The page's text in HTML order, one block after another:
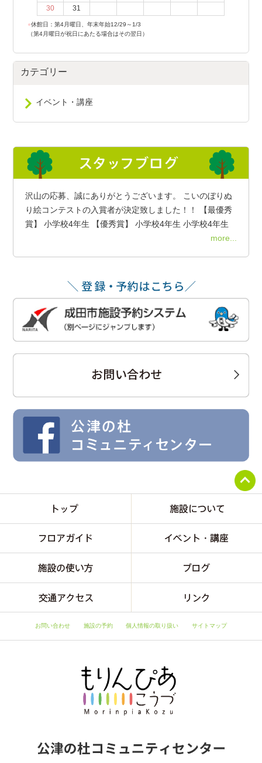
30
31
●休館日：第4月曜日、年末年始12/29～1/3
（第4月曜日が祝日にあたる場合はその翌日）
カテゴリー
イベント・講座
沢山の応募、誠にありがとうございます。 こいのぼりぬ
り絵コンテストの入賞者が決定致しました！！ 【最優秀
賞】 小学校4年生 【優秀賞】 小学校4年生 小学校4年生
more...
お問い合わせ 施設の予約 個人情報の取り扱い サイトマップ